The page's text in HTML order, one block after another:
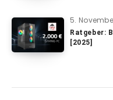
5.
Ratgeber:
[2025]